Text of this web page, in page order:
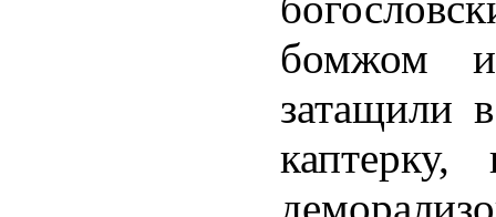
бомжом
затащили